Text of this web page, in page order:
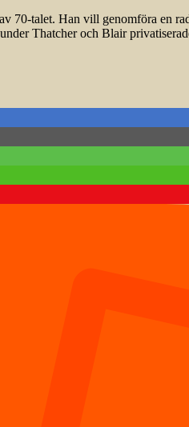
talet. Han vill genomföra en
Thatcher och Blair